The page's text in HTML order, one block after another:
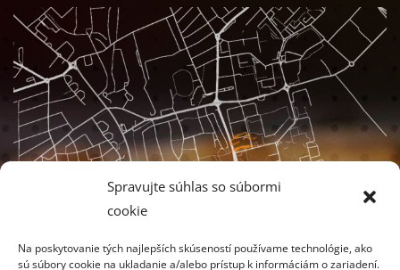
Spravujte súhlas so súbormi
cookie
Na poskytovanie tých najlepších skúseností používame technológie, ako
sú súbory cookie na ukladanie a/alebo prístup k informáciám o zariadení.